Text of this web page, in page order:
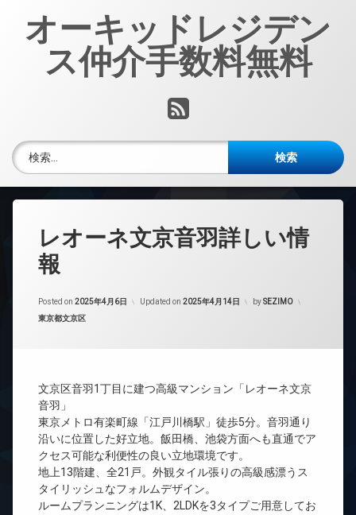
オーキッドレジデン
ス仲介手数料無料
RSS
検索:
レオーネ文京音羽詳しい情
報
Posted on 2025年4月6日 Updated on 2025年4月14日 bySEZIMO
カテゴリー:
東京都文京区
文京区音羽1丁目に建つ高級マンション「レオーネ文京
音羽」
東京メトロ有楽町線「江戸川橋駅」徒歩5分。音羽通り
沿いに位置した好立地。飯田橋、池袋方面へも直通でア
クセス可能な利便性の良い立地環境です。
地上13階建、全21戸。外観タイル張りの高級感漂うス
タイリッシュなフォルムデザイン。
ルームプランニングは1K、2LDKを3タイプご用意してお